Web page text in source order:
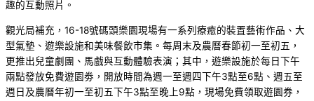
趣的互動照片。
觀光局補充，16-18號碼頭樂園現場有一系列療癒的裝置藝術作品、大
型氣墊、遊樂設施和美味餐飲市集。每周末及農曆春節初一至初五，
更推出兒童劇團、馬戲與互動體驗表演；其中，遊樂設施於每日下午
兩點發放免費遊園劵，開放時間為週一至週四下午3點至6點、週五至
週日及農曆年初一至初五下午3點至晚上9點，現場免費領取遊園券，